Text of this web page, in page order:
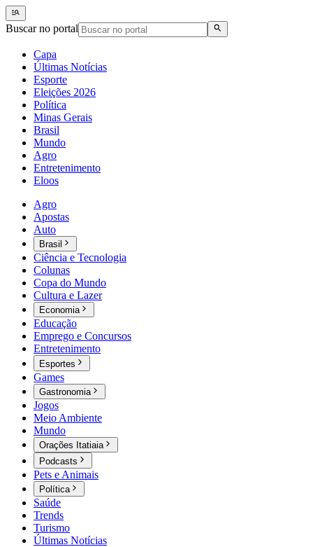
Buscar no portal
Capa
Últimas Notícias
Esporte
Eleições 2026
Política
Minas Gerais
Brasil
Mundo
Agro
Entretenimento
Eloos
Agro
Apostas
Auto
Brasil
Ciência e Tecnologia
Colunas
Copa do Mundo
Cultura e Lazer
Economia
Educação
Emprego e Concursos
Entretenimento
Esportes
Games
Gastronomia
Jogos
Meio Ambiente
Mundo
Orações Itatiaia
Podcasts
Pets e Animais
Política
Saúde
Trends
Turismo
Últimas Notícias